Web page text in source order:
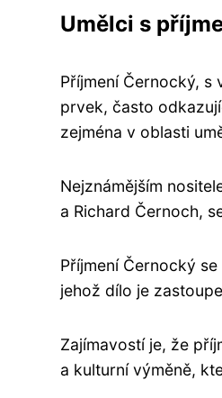
Umělci s
Příjmení Černocký, s
prvek, často
zejména v oblasti
Nejznámějším
a Richard Černoch,
Příjmení Černocký
jehož dílo je
Zajímavostí je, že
a kulturní výměně,